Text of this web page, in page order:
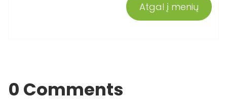
Atgal į menių
0 Comments